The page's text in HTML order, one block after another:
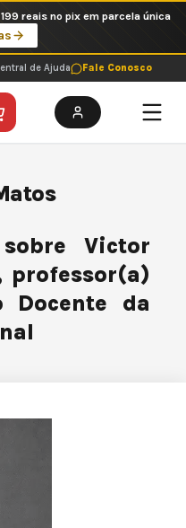
reais no pix em parcela única
de Ajuda Fale Conosco
Victor
professor(a)
Docente da